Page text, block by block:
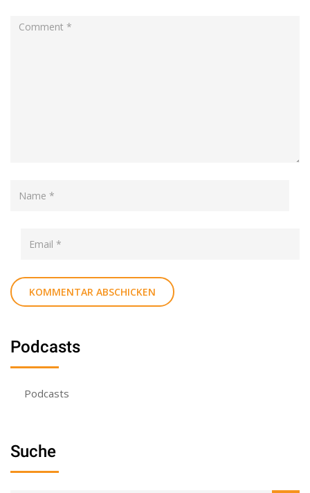
Podcasts
Podcasts
Suche